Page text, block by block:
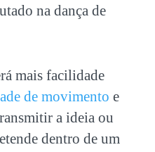
na dança de
mais facilidade
de movimento e
a ideia ou
dentro de um